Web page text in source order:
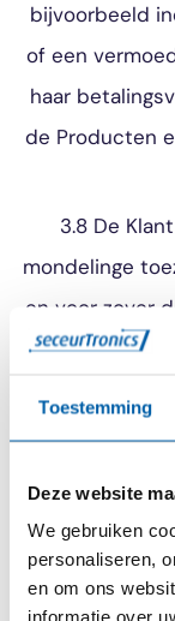
Toestemming
Deze website
We gebruiken
personaliseren,
en om ons
informatie over
bijvoorbeeld
of een
haar
de Producten
3.8 De
mondelinge
en voor zover
Artikel 4 –
4.1 De
basis van